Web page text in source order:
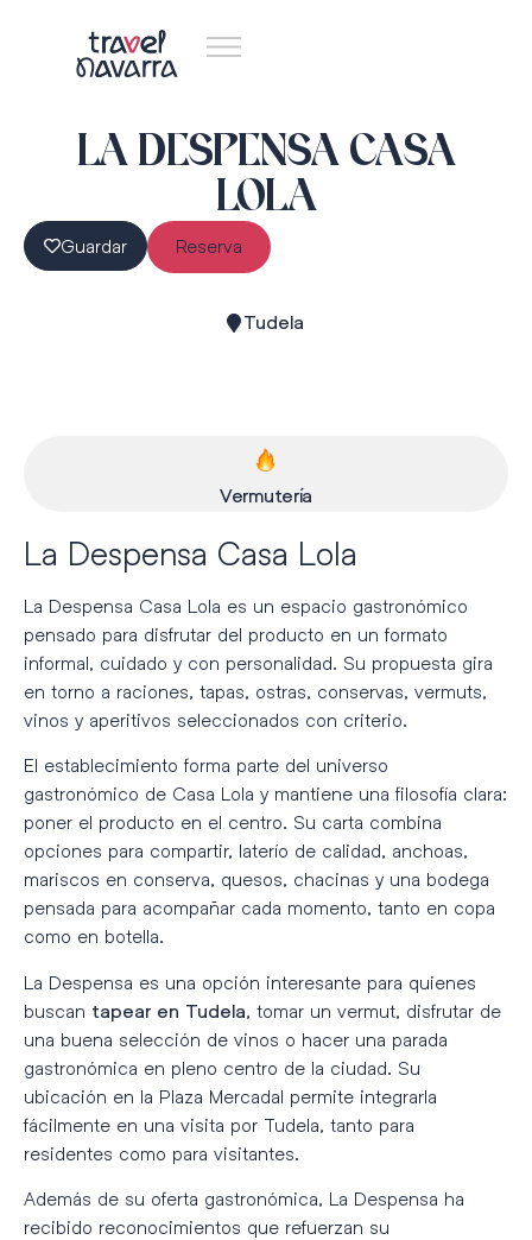
LA DESPENSA CASA
LOLA
Guardar Reserva
Tudela
Vermutería
La Despensa Casa Lola
La Despensa Casa Lola es un espacio gastronómico
pensado para disfrutar del producto en un formato
informal, cuidado y con personalidad. Su propuesta gira
en torno a raciones, tapas, ostras, conservas, vermuts,
vinos y aperitivos seleccionados con criterio.
El establecimiento forma parte del universo
gastronómico de Casa Lola y mantiene una filosofía clara:
poner el producto en el centro. Su carta combina
opciones para compartir, laterío de calidad, anchoas,
mariscos en conserva, quesos, chacinas y una bodega
pensada para acompañar cada momento, tanto en copa
como en botella.
La Despensa es una opción interesante para quienes
buscan tapear en Tudela , tomar un vermut, disfrutar de
una buena selección de vinos o hacer una parada
gastronómica en pleno centro de la ciudad. Su
ubicación en la Plaza Mercadal permite integrarla
fácilmente en una visita por Tudela, tanto para
residentes como para visitantes.
Además de su oferta gastronómica, La Despensa ha
recibido reconocimientos que refuerzan su